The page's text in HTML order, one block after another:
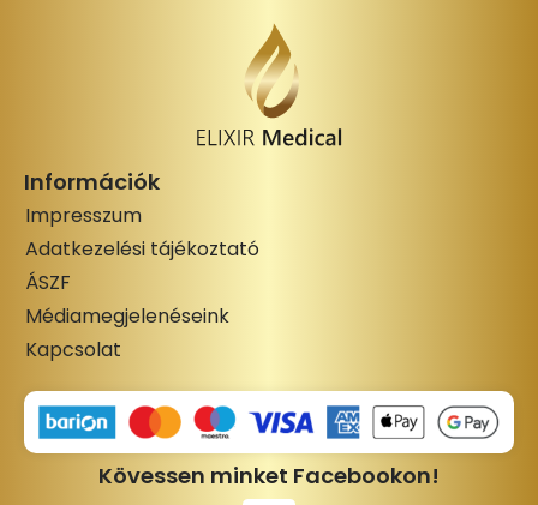
Információk
Impresszum
Adatkezelési tájékoztató
ÁSZF
Médiamegjelenéseink
Kapcsolat
Kövessen minket Facebookon!